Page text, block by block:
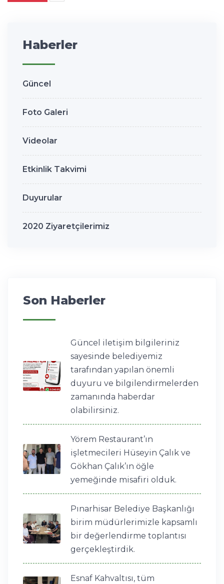
Haberler
Güncel
Foto Galeri
Videolar
Etkinlik Takvimi
Duyurular
2020 Ziyaretçilerimiz
Son Haberler
Güncel iletişim bilgileriniz
sayesinde belediyemiz
tarafından yapılan önemli
duyuru ve bilgilendirmelerden
zamanında haberdar
olabilirsiniz.
Yörem Restaurant’ın
işletmecileri Hüseyin Çalık ve
Gökhan Çalık’ın öğle
yemeğinde misafiri olduk.
Pınarhisar Belediye Başkanlığı
birim müdürlerimizle kapsamlı
bir değerlendirme toplantısı
gerçekleştirdik.
Esnaf Kahvaltısı, tüm